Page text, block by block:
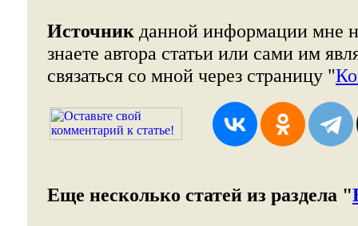
Источник данной информации мне
знаете автора статьи или сами им
связаться со мной через страницу "
Еще несколько статей из раздела "